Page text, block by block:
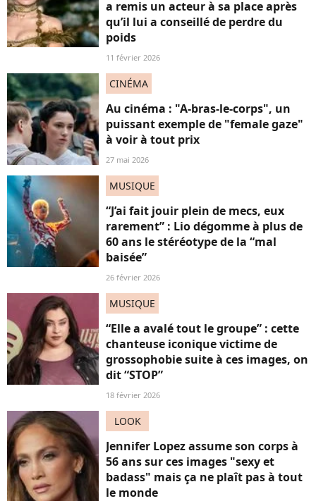
a remis un acteur à sa place après
qu’il lui a conseillé de perdre du
poids
11 février 2026
CINÉMA
Au cinéma : "A-bras-le-corps", un
puissant exemple de "female gaze"
à voir à tout prix
27 mai 2026
MUSIQUE
“J’ai fait jouir plein de mecs, eux
rarement” : Lio dégomme à plus de
60 ans le stéréotype de la “mal
baisée”
26 février 2026
MUSIQUE
“Elle a avalé tout le groupe” : cette
chanteuse iconique victime de
grossophobie suite à ces images, on
dit “STOP”
18 février 2026
LOOK
Jennifer Lopez assume son corps à
56 ans sur ces images "sexy et
badass" mais ça ne plaît pas à tout
le monde